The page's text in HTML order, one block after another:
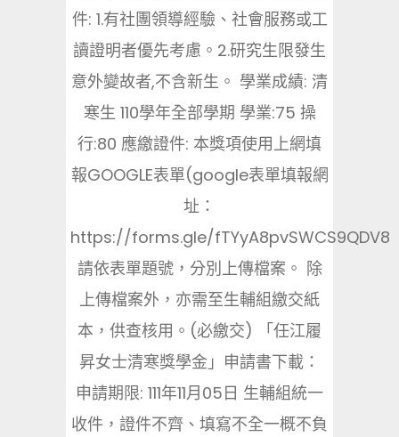
件: 1.有社團領導經驗、社會服務或工
讀證明者優先考慮。2.研究生限發生
意外變故者,不含新生。 學業成績: 清
寒生 110學年全部學期 學業:75 操
行:80 應繳證件: 本獎項使用上網填
報GOOGLE表單(google表單填報網
址：
https://forms.gle/fTYyA8pvSWCS9QDV8
請依表單題號，分別上傳檔案。 除
上傳檔案外，亦需至生輔組繳交紙
本，供查核用。(必繳交) 「任江履
昇女士清寒獎學金」申請書下載：
申請期限: 111年11月05日 生輔組統一
收件，證件不齊、填寫不全一概不負